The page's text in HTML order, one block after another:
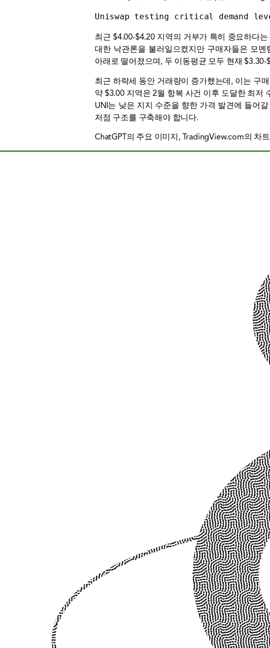
Uniswap testing critical demand
최근 $4.00-$4.20 지역의 거부가 특히 중요하다
대한 낙관론을 불러일으켰지만 구매자들은 모
아래로 떨어졌으며, 두 이동평균 모두 현재
최근 하락세 동안 거래량이 증가했는데, 이는 구
약 $3.00 지역은 2월 항복 사건 이후 도달한 최저
UNI는 낮은 지지 수준을 향한 가격 발견에 들어
저점 구조를 구축해야 합니다.
ChatGPT의 주요 이미지, TradingView.com의 차트